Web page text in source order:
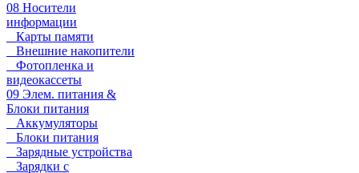
08 Носители
информации
Карты памяти
Внешние накопители
Фотопленка и
видеокассеты
09 Элем. питания &
Блоки питания
Аккумуляторы
Блоки питания
Зарядные устройства
Зарядки с